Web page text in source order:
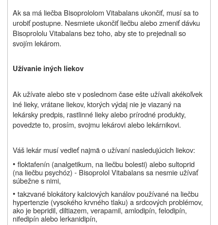
Ak sa má liečba Bisoprololom Vitabalans ukončiť, musí sa to
urobiť postupne. Nesmiete ukončiť liečbu alebo zmeniť dávku
Bisoprololu Vitabalans bez toho, aby ste to prejednali so
svojím lekárom.
Užívanie iných liekov
Ak užívate alebo ste v poslednom čase ešte užívali akékoľvek
iné lieky, vrátane liekov, ktorých výdaj nie je viazaný na
lekársky predpis, rastlinné lieky alebo prírodné produkty,
povedzte to, prosím, svojmu lekárovi alebo lekárnikovi.
Váš lekár musí vedieť najmä o užívaní nasledujúcich liekov:
• floktafenín (analgetikum, na liečbu bolesti) alebo sultoprid
(na liečbu psychóz) - Bisoprolol Vitabalans sa nesmie užívať
súbežne s nimi,
• takzvané blokátory kalciových kanálov používané na liečbu
hypertenzie (vysokého krvného tlaku) a srdcových problémov,
ako je bepridil, diltiazem, verapamil, amlodipín, felodipín,
nifedipín alebo lerkanidipín,